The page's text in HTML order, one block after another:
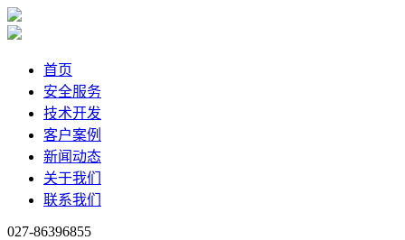
首页
安全服务
技术开发
客户案例
新闻动态
关于我们
联系我们
027-86396855